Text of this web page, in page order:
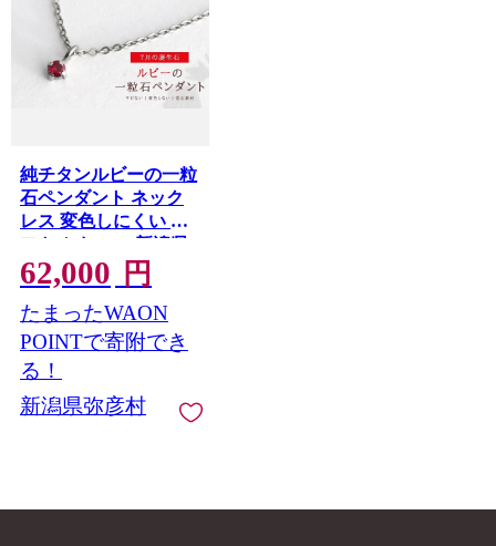
純チタンルビーの一粒
石ペンダント ネック
レス 変色しにくい ギ
フト かわいい 新潟県
弥彦村 | アクセサリー
ネックレス ファッシ
ョン 変色しにくい プ
レゼント ギフト 贈り
物 贈答品 お祝い 記念
日 誕生日 ホワイトデ
ー かわいい おしゃれ
62,000 円
たまったWAON
POINTで寄附でき
る！
新潟県弥彦村